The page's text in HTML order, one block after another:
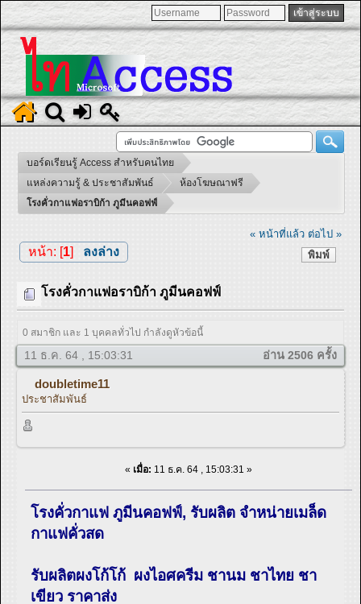
บอร์ดเรียนรู้ Access สำหรับคนไทย
แหล่งความรู้ & ประชาสัมพันธ์
ห้องโฆษณาฟรี
โรงคั่วกาแฟอราบิก้า ภูมีนคอฟฟ์
« หน้าที่แล้ว ต่อไป »
พิมพ์
หน้า: [1] ลงล่าง
โรงคั่วกาแฟอราบิก้า ภูมีนคอฟฟ์
0 สมาชิก และ 1 บุคคลทั่วไป กำลังดูหัวข้อนี้
11 ธ.ค. 64 , 15:03:31 อ่าน 2506 ครั้ง
doubletime11
ประชาสัมพันธ์
« เมื่อ: 11 ธ.ค. 64 , 15:03:31 »
โรงคั่วกาแฟ ภูมีนคอฟฟ์, รับผลิต จำหน่ายเมล็ด
กาแฟคั่วสด
รับผลิตผงโก้โก้ ผงไอศครีม ชานม ชาไทย ชา
เขียว ราคาส่ง